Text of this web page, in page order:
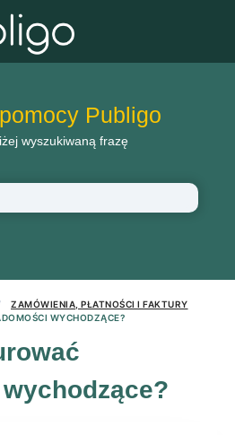
Publigo
wyszukiwaną frazę
ZAMÓWIENIA, PŁATNOŚCI I FAKTURY
WYCHODZĄCE?